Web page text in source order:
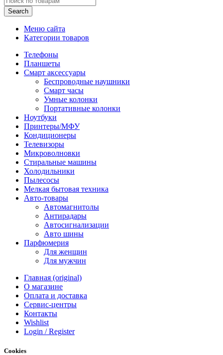
Search
Меню сайта
Категории товаров
Телефоны
Планшеты
Смарт аксессуары
Беспроводные наушники
Смарт часы
Умные колонки
Портативные колонки
Ноутбуки
Принтеры/МФУ
Кондиционеры
Телевизоры
Микроволновки
Стиральные машины
Холодильники
Пылесосы
Мелкая бытовая техника
Авто-товары
Автомагнитолы
Антирадары
Автосигнализации
Авто шины
Парфюмерия
Для женщин
Для мужчин
Главная (original)
О магазине
Оплата и доставка
Сервис-центры
Контакты
Wishlist
Login / Register
Cookies